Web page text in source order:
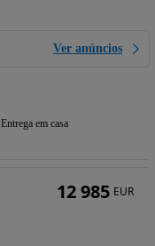
Ver anúncios
Entrega em casa
12 985 EUR